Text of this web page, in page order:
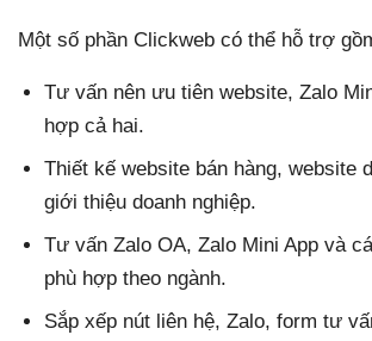
Một số phần Clickweb có thể hỗ trợ
Tư vấn nên ưu tiên website, Zalo
hợp cả hai.
Thiết kế website bán hàng, website
giới thiệu doanh nghiệp.
Tư vấn Zalo OA, Zalo Mini App và
phù hợp theo ngành.
Sắp xếp nút liên hệ, Zalo, form tư